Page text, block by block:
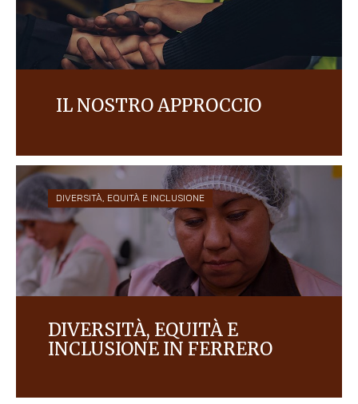
IL NOSTRO APPROCCIO
comunità in cui operiamo sono da sempre al
centro del nostro business.
DIVERSITÀ, EQUITÀ E INCLUSIONE
DIVERSITÀ, EQUITÀ E
INCLUSIONE IN FERRERO